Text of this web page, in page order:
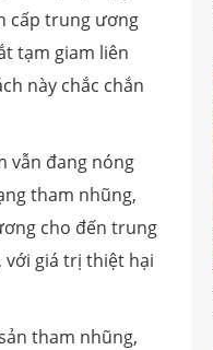
cấp trung ương
tạm giam liên
này chắc chắn
vẫn đang nóng
tham nhũng,
cho đến trung
với giá trị thiệt hại
tham nhũng,